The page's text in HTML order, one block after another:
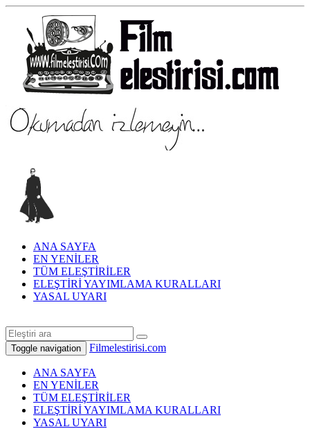
ANA SAYFA
EN YENİLER
TÜM ELEŞTİRİLER
ELEŞTİRİ YAYIMLAMA KURALLARI
YASAL UYARI
Toggle navigation Filmelestirisi.com
ANA SAYFA
EN YENİLER
TÜM ELEŞTİRİLER
ELEŞTİRİ YAYIMLAMA KURALLARI
YASAL UYARI